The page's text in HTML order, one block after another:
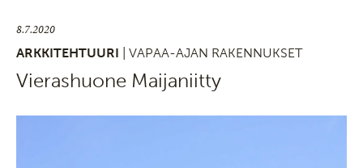
8.7.2020
ARKKITEHTUURI
| VAPAA-AJAN RAKENNUKSET
Vierashuone Maijaniitty